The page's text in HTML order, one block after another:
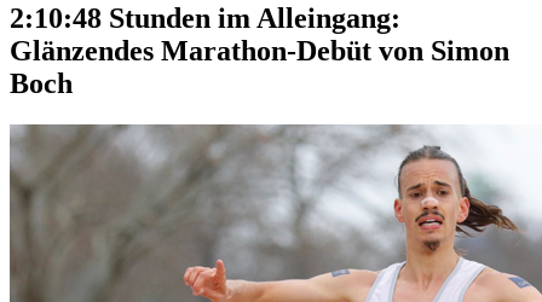
2:10:48 Stunden im Alleingang:
Glänzendes Marathon-Debüt von Simon
Boch